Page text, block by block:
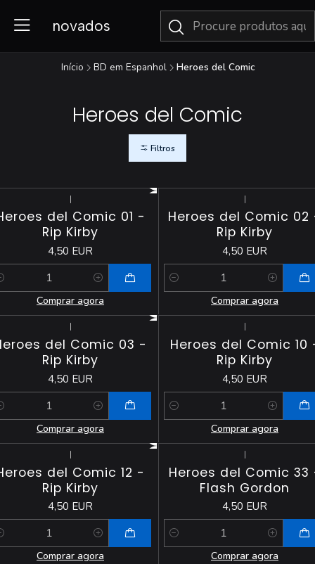
novados
Início BD em Espanhol Heroes del Comic
Heroes del Comic
Filtros
|
del Comic 01 -
Rip Kirby
4,50 EUR
Comprar agora
|
Heroes del Comic
Rip Kirby
4,50 EUR
Quantidade
Comprar agora
|
del Comic 03 -
Rip Kirby
4,50 EUR
Comprar agora
|
Heroes del Comic 10
Rip Kirby
4,50 EUR
Quantidade
Comprar agora
|
del Comic 12 -
Rip Kirby
4,50 EUR
Comprar agora
|
Heroes del Comic 33
Flash Gordon
4,50 EUR
Quantidade
Comprar agora